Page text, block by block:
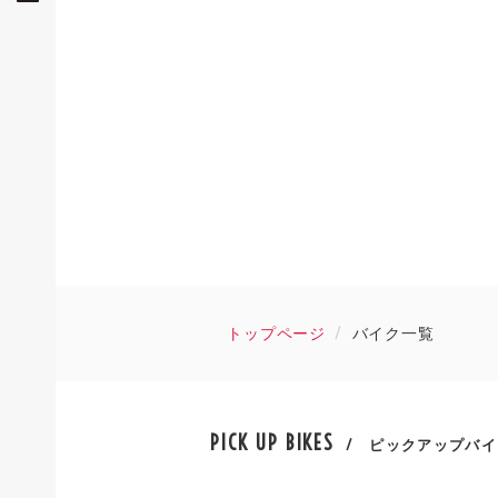
トップページ バイク一覧
PICK UP BIKES / ピックアップバ